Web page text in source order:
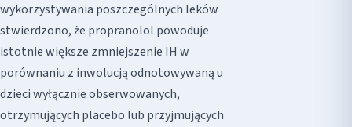
wykorzystywania poszczególnych leków
stwierdzono, że propranolol powoduje
istotnie większe zmniejszenie IH w
porównaniu z inwolucją odnotowywaną u
dzieci wyłącznie obserwowanych,
otrzymujących placebo lub przyjmujących